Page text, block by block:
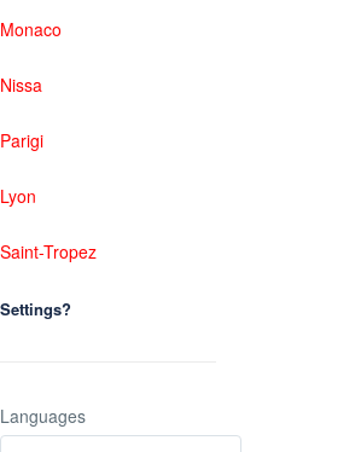
Monaco
Nissa
Parigi
Lyon
Saint-Tropez
Settings?
Languages